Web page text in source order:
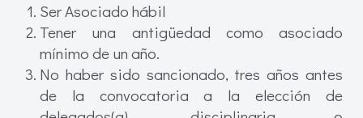
Ser Asociado hábil
Tener una antigüedad como asociado
mínimo de un año.
No haber sido sancionado, tres años antes
de la convocatoria a la elección de